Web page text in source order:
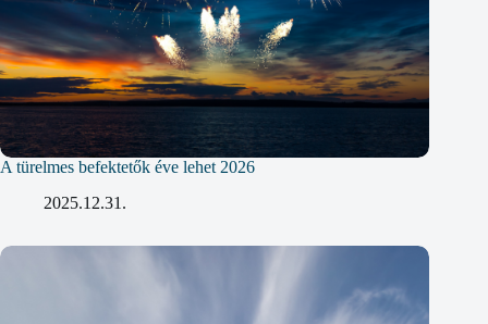
A türelmes befektetők éve lehet 2026
2025.12.31.